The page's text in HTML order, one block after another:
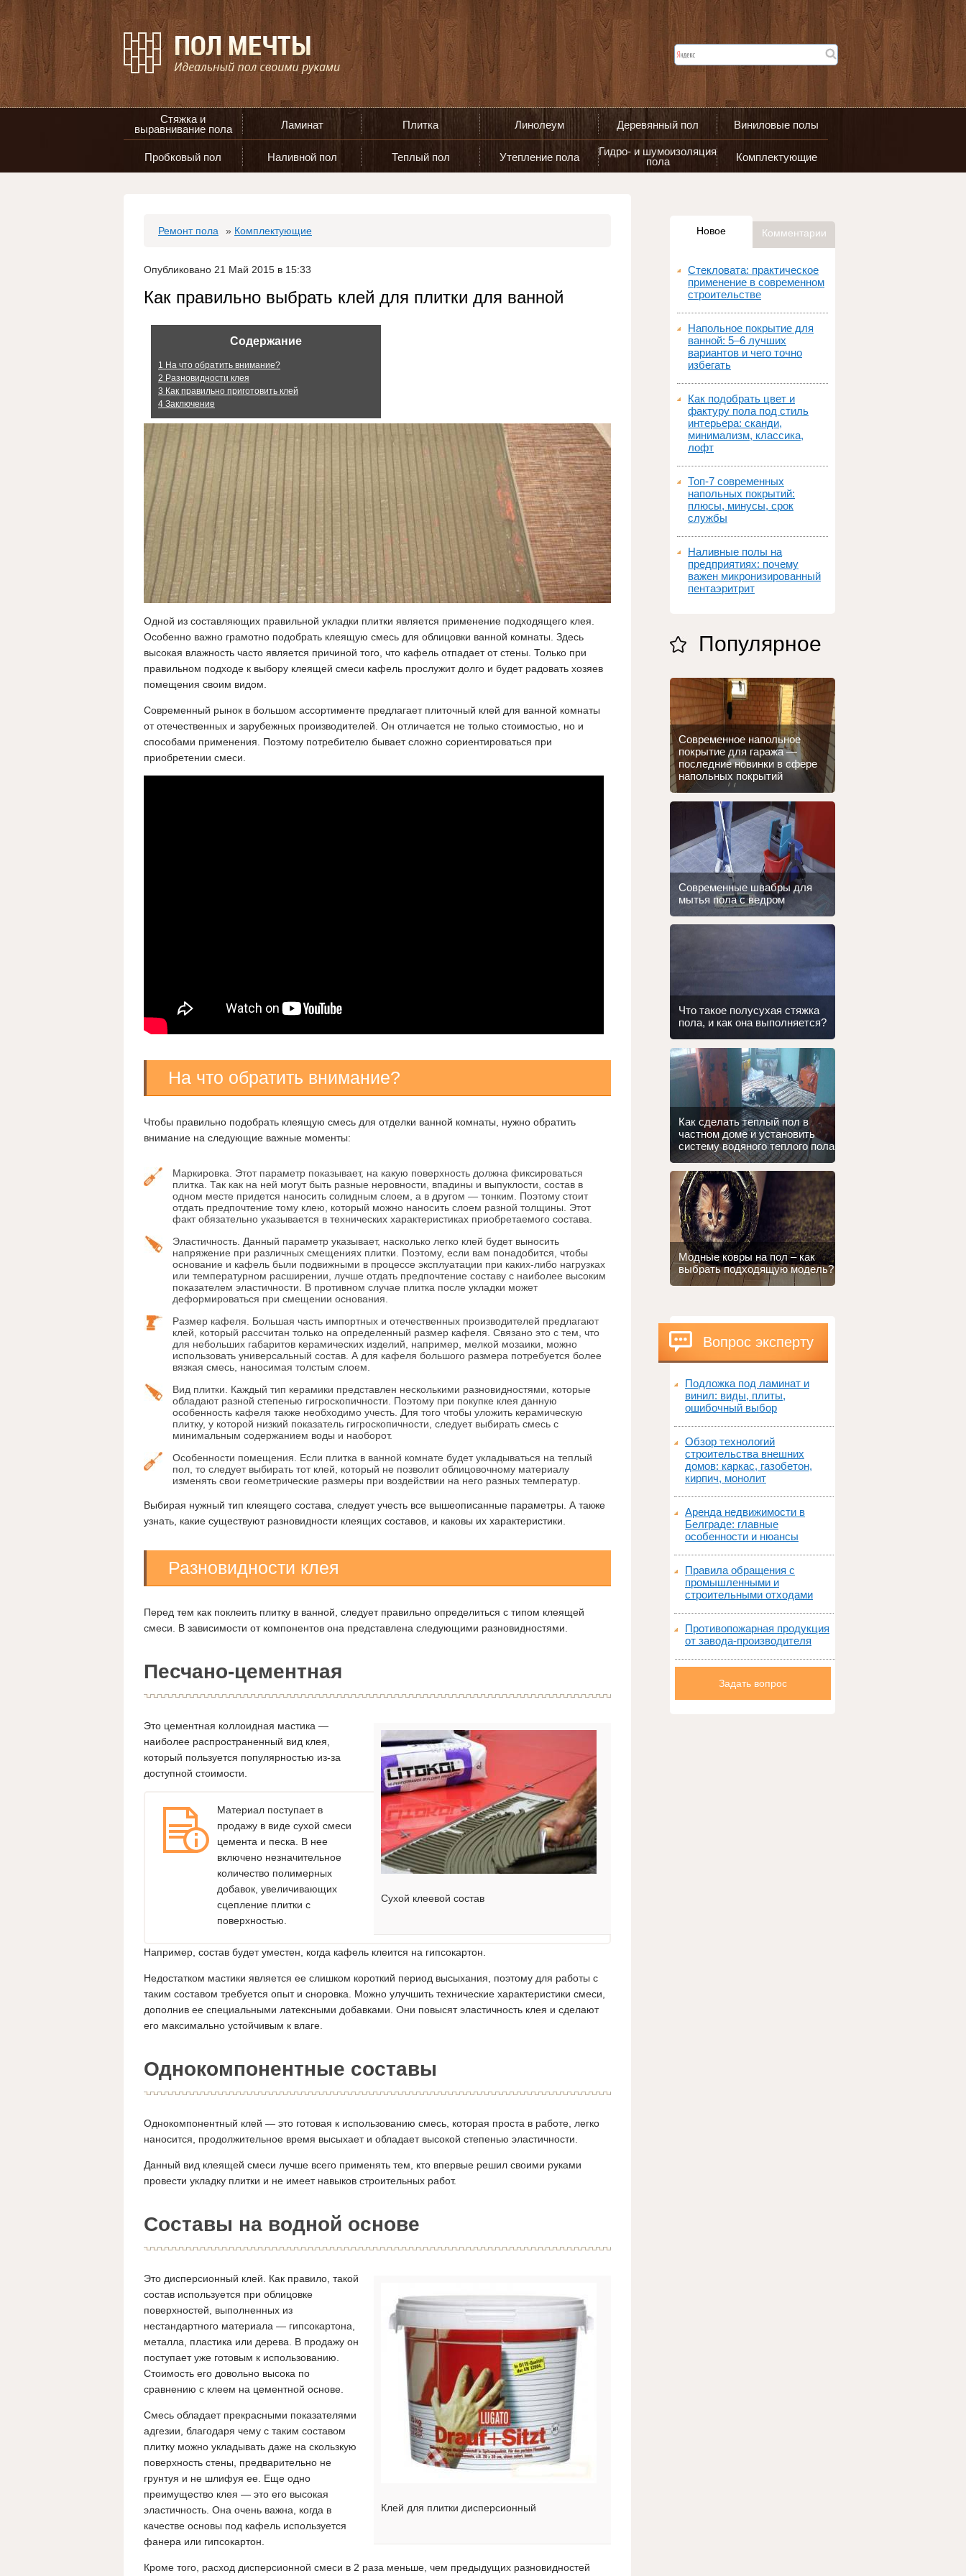
Стяжка и
выравнивание пола
Ламинат Плитка Линолеум Деревянный пол Виниловые полы
Пробковый пол Наливной пол Теплый пол Утепление пола
Гидро- и шумоизоляция
пола
Комплектующие
Ремонт пола » Комплектующие
Опубликовано 21 Май 2015 в 15:33
Как правильно выбрать клей для плитки для ванной
Содержание
1 На что обратить внимание?
2 Разновидности клея
3 Как правильно приготовить клей
4 Заключение
Одной из составляющих правильной укладки плитки является применение подходящего клея.
Особенно важно грамотно подобрать клеящую смесь для облицовки ванной комнаты. Здесь
высокая влажность часто является причиной того, что кафель отпадает от стены. Только при
правильном подходе к выбору клеящей смеси кафель прослужит долго и будет радовать хозяев
помещения своим видом.
Современный рынок в большом ассортименте предлагает плиточный клей для ванной комнаты
от отечественных и зарубежных производителей. Он отличается не только стоимостью, но и
способами применения. Поэтому потребителю бывает сложно сориентироваться при
приобретении смеси.
На что обратить внимание?
Чтобы правильно подобрать клеящую смесь для отделки ванной комнаты, нужно обратить
внимание на следующие важные моменты:
Маркировка. Этот параметр показывает, на какую поверхность должна фиксироваться
плитка. Так как на ней могут быть разные неровности, впадины и выпуклости, состав в
одном месте придется наносить солидным слоем, а в другом — тонким. Поэтому стоит
отдать предпочтение тому клею, который можно наносить слоем разной толщины. Этот
факт обязательно указывается в технических характеристиках приобретаемого состава.
Эластичность. Данный параметр указывает, насколько легко клей будет выносить
напряжение при различных смещениях плитки. Поэтому, если вам понадобится, чтобы
основание и кафель были подвижными в процессе эксплуатации при каких-либо нагрузках
или температурном расширении, лучше отдать предпочтение составу с наиболее высоким
показателем эластичности. В противном случае плитка после укладки может
деформироваться при смещении основания.
Размер кафеля. Большая часть импортных и отечественных производителей предлагают
клей, который рассчитан только на определенный размер кафеля. Связано это с тем, что
для небольших габаритов керамических изделий, например, мелкой мозаики, можно
использовать универсальный состав. А для кафеля большого размера потребуется более
вязкая смесь, наносимая толстым слоем.
Вид плитки. Каждый тип керамики представлен несколькими разновидностями, которые
обладают разной степенью гигроскопичности. Поэтому при покупке клея данную
особенность кафеля также необходимо учесть. Для того чтобы уложить керамическую
плитку, у которой низкий показатель гигроскопичности, следует выбирать смесь с
минимальным содержанием воды и наоборот.
Особенности помещения. Если плитка в ванной комнате будет укладываться на теплый
пол, то следует выбирать тот клей, который не позволит облицовочному материалу
изменять свои геометрические размеры при воздействии на него разных температур.
Выбирая нужный тип клеящего состава, следует учесть все вышеописанные параметры. А также
узнать, какие существуют разновидности клеящих составов, и каковы их характеристики.
Разновидности клея
Перед тем как поклеить плитку в ванной, следует правильно определиться с типом клеящей
смеси. В зависимости от компонентов она представлена следующими разновидностями.
Песчано-цементная
Сухой клеевой состав
Это цементная коллоидная мастика —
наиболее распространенный вид клея,
который пользуется популярностью из-за
доступной стоимости.
Материал поступает в
продажу в виде сухой смеси
цемента и песка. В нее
включено незначительное
количество полимерных
добавок, увеличивающих
сцепление плитки с
поверхностью.
Например, состав будет уместен, когда кафель клеится на гипсокартон.
Недостатком мастики является ее слишком короткий период высыхания, поэтому для работы с
таким составом требуется опыт и сноровка. Можно улучшить технические характеристики смеси,
дополнив ее специальными латексными добавками. Они повысят эластичность клея и сделают
его максимально устойчивым к влаге.
Однокомпонентные составы
Однокомпонентный клей — это готовая к использованию смесь, которая проста в работе, легко
наносится, продолжительное время высыхает и обладает высокой степенью эластичности.
Данный вид клеящей смеси лучше всего применять тем, кто впервые решил своими руками
провести укладку плитки и не имеет навыков строительных работ.
Составы на водной основе
Клей для плитки дисперсионный
Это дисперсионный клей. Как правило, такой
состав используется при облицовке
поверхностей, выполненных из
нестандартного материала — гипсокартона,
металла, пластика или дерева. В продажу он
поступает уже готовым к использованию.
Стоимость его довольно высока по
сравнению с клеем на цементной основе.
Смесь обладает прекрасными показателями
адгезии, благодаря чему с таким составом
плитку можно укладывать даже на скользкую
поверхность стены, предварительно не
грунтуя и не шлифуя ее. Еще одно
преимущество клея — это его высокая
эластичность. Она очень важна, когда в
качестве основы под кафель используется
фанера или гипсокартон.
Кроме того, расход дисперсионной смеси в 2 раза меньше, чем предыдущих разновидностей
Новое Комментарии
Стекловата: практическое
применение в современном
строительстве
Напольное покрытие для
ванной: 5–6 лучших
вариантов и чего точно
избегать
Как подобрать цвет и
фактуру пола под стиль
интерьера: сканди,
минимализм, классика,
лофт
Топ‑7 современных
напольных покрытий:
плюсы, минусы, срок
службы
Наливные полы на
предприятиях: почему
важен микронизированный
пентаэритрит
Популярное
Современное напольное
покрытие для гаража —
последние новинки в сфере
напольных покрытий
Современные швабры для
мытья пола с ведром
Что такое полусухая стяжка
пола, и как она выполняется?
Как сделать теплый пол в
частном доме и установить
систему водяного теплого пола
Модные ковры на пол – как
выбрать подходящую модель?
Вопрос эксперту
Подложка под ламинат и
винил: виды, плиты,
ошибочный выбор
Обзор технологий
строительства внешних
домов: каркас, газобетон,
кирпич, монолит
Аренда недвижимости в
Белграде: главные
особенности и нюансы
Правила обращения с
промышленными и
строительными отходами
Противопожарная продукция
от завода-производителя
Задать вопрос